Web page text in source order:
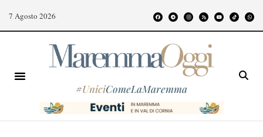
7 Agosto 2026
#UniciComeLaMaremma